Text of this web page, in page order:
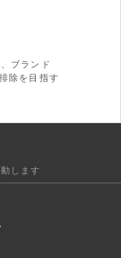
ブランド
除を目指す
します